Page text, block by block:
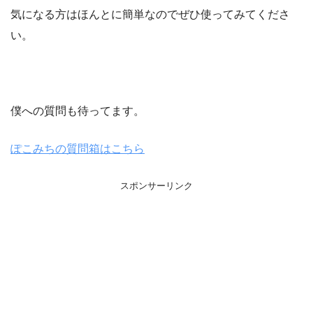
気になる方はほんとに簡単なのでぜひ使ってみてくださ
い。
僕への質問も待ってます。
ぽこみちの質問箱はこちら
スポンサーリンク